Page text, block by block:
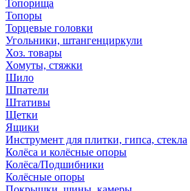
Топорища
Топоры
Торцевые головки
Угольники, штангенциркули
Хоз. товары
Хомуты, стяжки
Шило
Шпатели
Штативы
Щетки
Ящики
Инструмент для плитки, гипса, стекла
Колёса и колёсные опоры
Колёса/Подшибники
Колёсные опоры